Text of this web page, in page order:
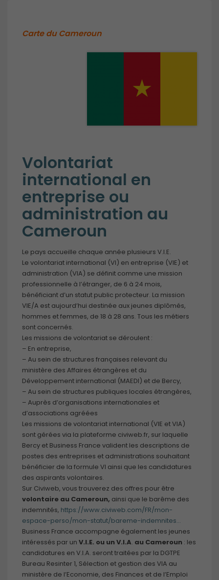
Carte du Cameroun
Volontariat
international en
entreprise ou
administration au
Cameroun
Le pays accueille chaque année plusieurs V.I.E.
Le volontariat international (VI) en entreprise (VIE) et
administration (VIA) se définit comme une mission
professionnelle à l’étranger, de 6 à 24 mois,
bénéficiant d’un statut public protecteur. La mission
VIE/A est aujourd’hui destinée aux jeunes diplômés,
hommes et femmes, de 18 à 28 ans. Tous les métiers
sont concernés.
Les missions de volontariat se déroulent :
– En entreprise,
– Au sein de structures françaises relevant du
ministère des Affaires étrangères et du
Développement international (MAEDI) et de Bercy,
– Au sein de structures publiques locales étrangères,
– Auprès d’organisations internationales et
d’associations agréées
Les missions de volontariat international (VIE et VIA)
sont gérées via la plateforme civiweb.fr, sur laquelle
Bercy et Business France valident les descriptions de
postes des entreprises et administrations souhaitant
bénéficier de la formule VI ainsi que les candidatures
des aspirants volontaires.
Sur Civiweb, vous trouverez des offres pour être
volontaire au Cameroun, ainsi que le barême des
indemnités, https://www.civiweb.com/FR/mon-
espace-perso/mon-statut/bareme-indemnites…
Business France accompagne également les jeunes
intéressés par un V.I.E. ou un V.I.A. au Cameroun : les
candidatures en V.I.A. seront traitées par la DGTPE
Bureau Resinter 1, Sélection et gestion des VIA au
ministère de l’Economie, des Finances et de l’Emploi